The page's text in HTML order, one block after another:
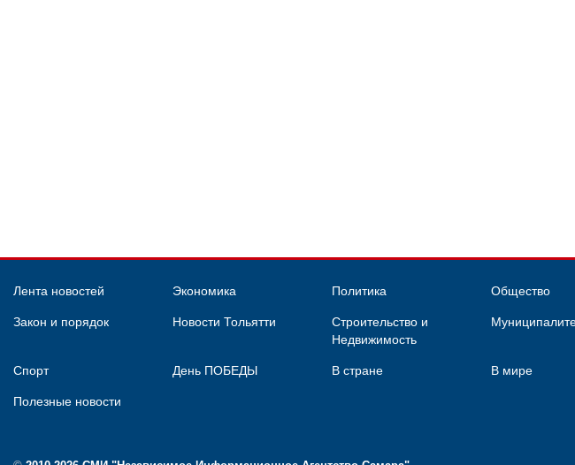
Лента новостей Экономика Политика Общество
Закон и порядок Новости Тольятти
Строительство и
Недвижимость
Спорт День ПОБЕДЫ В стране В мире
Полезные новости